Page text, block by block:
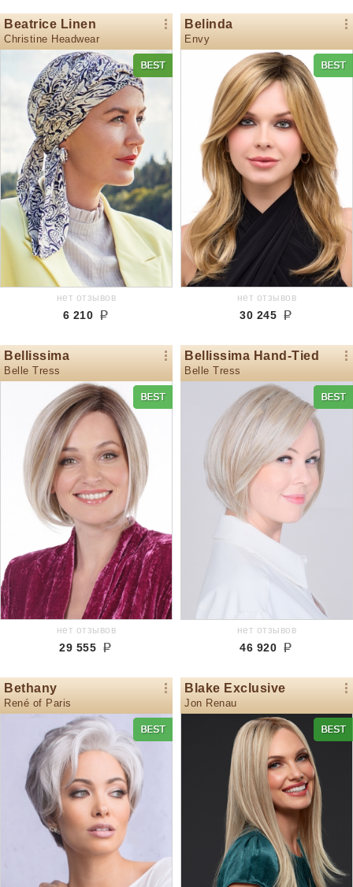
Beatrice Linen
Christine Headwear
нет отзывов
6 210
Belinda
Envy
нет отзывов
30 245
Bellissima
Belle Tress
нет отзывов
29 555
Bellissima Hand-Tied
Belle Tress
нет отзывов
46 920
Bethany
René of Paris
Blake Exclusive
Jon Renau